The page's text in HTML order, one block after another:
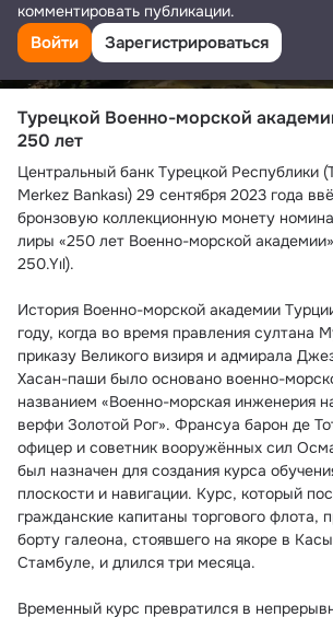
Турецкой Военно-морской
250 лет
Центральный банк Турецкой Республики
Merkez Bankası) 29 сентября 2023 года
бронзовую коллекционную монету
лиры «250 лет Военно-морской
250.Yıl).
История Военно-морской академии
году, когда во время правления султана
приказу Великого визиря и адмирала
Хасан-паши было основано военно-
названием «Военно-морская инженерия
верфи Золотой Рог». Франсуа барон де
офицер и советник вооружённых сил
был назначен для создания курса
плоскости и навигации. Курс, который
гражданские капитаны торгового флота,
борту галеона, стоявшего на якоре в
Стамбуле, и длился три месяца.
Временный курс превратился в
комментировать публикации.
Войти Зарегистрироваться